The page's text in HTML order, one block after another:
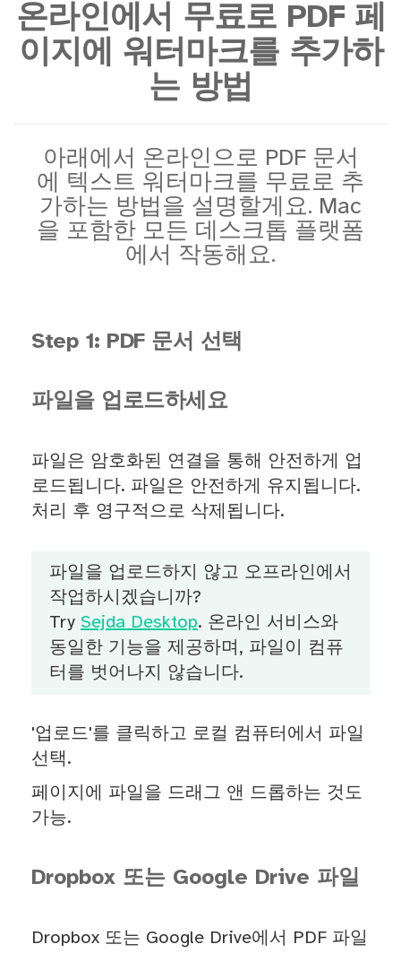
온라인에서 무료로 PDF 페
이지에 워터마크를 추가하
는 방법
아래에서 온라인으로 PDF 문서
에 텍스트 워터마크를 무료로 추
가하는 방법을 설명할게요. Mac
을 포함한 모든 데스크톱 플랫폼
에서 작동해요.
Step 1: PDF 문서 선택
파일을 업로드하세요
파일은 암호화된 연결을 통해 안전하게 업
로드됩니다. 파일은 안전하게 유지됩니다.
처리 후 영구적으로 삭제됩니다.
파일을 업로드하지 않고 오프라인에서
작업하시겠습니까?
Try Sejda Desktop. 온라인 서비스와
동일한 기능을 제공하며, 파일이 컴퓨
터를 벗어나지 않습니다.
'업로드'를 클릭하고 로컬 컴퓨터에서 파일
선택.
페이지에 파일을 드래그 앤 드롭하는 것도
가능.
Dropbox 또는 Google Drive 파일
Dropbox 또는 Google Drive에서 PDF 파일